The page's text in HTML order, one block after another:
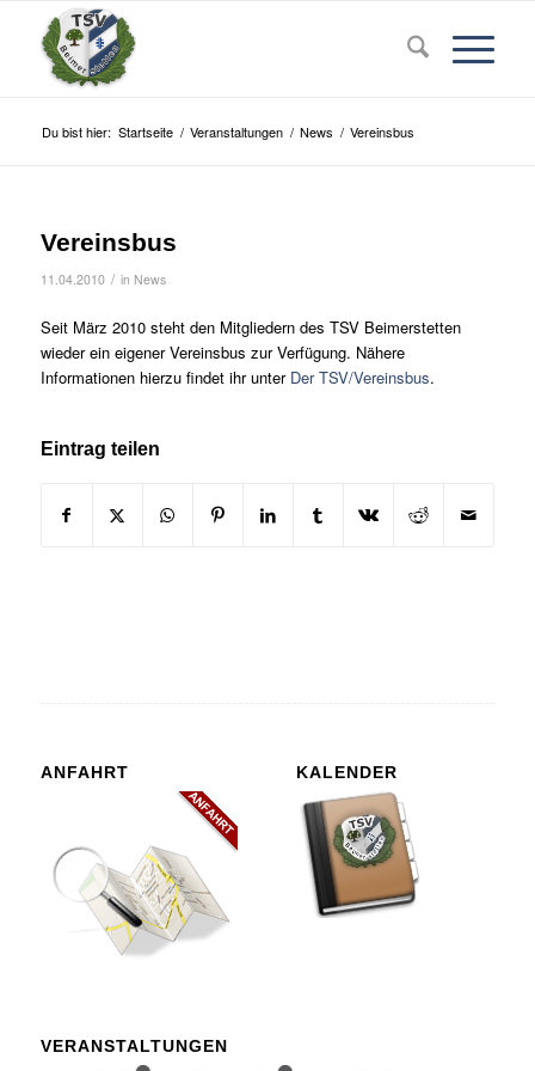
Du bist hier: Startseite / Veranstaltungen / News / Vereinsbus
Vereinsbus
11.04.2010 / in News
Seit März 2010 steht den Mitgliedern des TSV Beimerstetten
wieder ein eigener Vereinsbus zur Verfügung. Nähere
Informationen hierzu findet ihr unter Der TSV/Vereinsbus.
Eintrag teilen
ANFAHRT KALENDER
VERANSTALTUNGEN